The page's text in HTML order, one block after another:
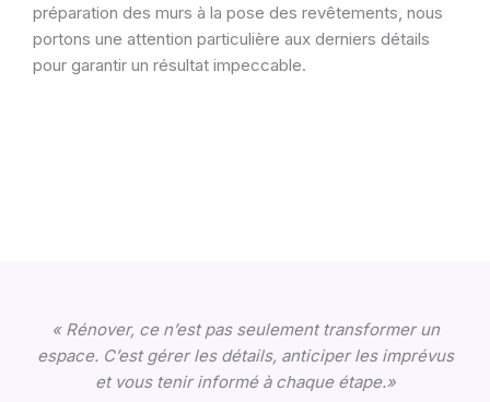
préparation des murs à la pose des revêtements, nous
portons une attention particulière aux derniers détails
pour garantir un résultat impeccable.
« Rénover, ce n’est pas seulement transformer un
espace. C’est gérer les détails, anticiper les imprévus
et vous tenir informé à chaque étape.»